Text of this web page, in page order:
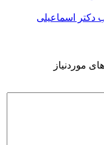
دکتر اسماعیلی
موردنیاز